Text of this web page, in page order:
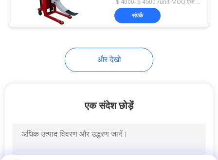
＄4000-＄4500 /unit MOQ:एक इकाई
संपर्क
और देखो
एक संदेश छोड़ें